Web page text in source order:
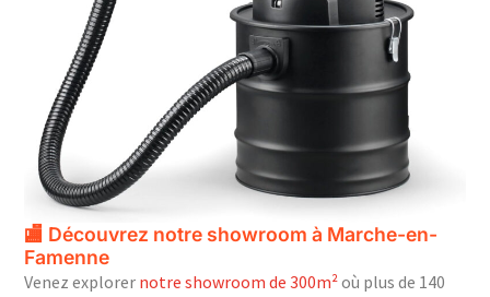
🏬 Découvrez notre showroom à Marche-en-
Famenne
Venez explorer notre showroom de 300m²où plus de 140